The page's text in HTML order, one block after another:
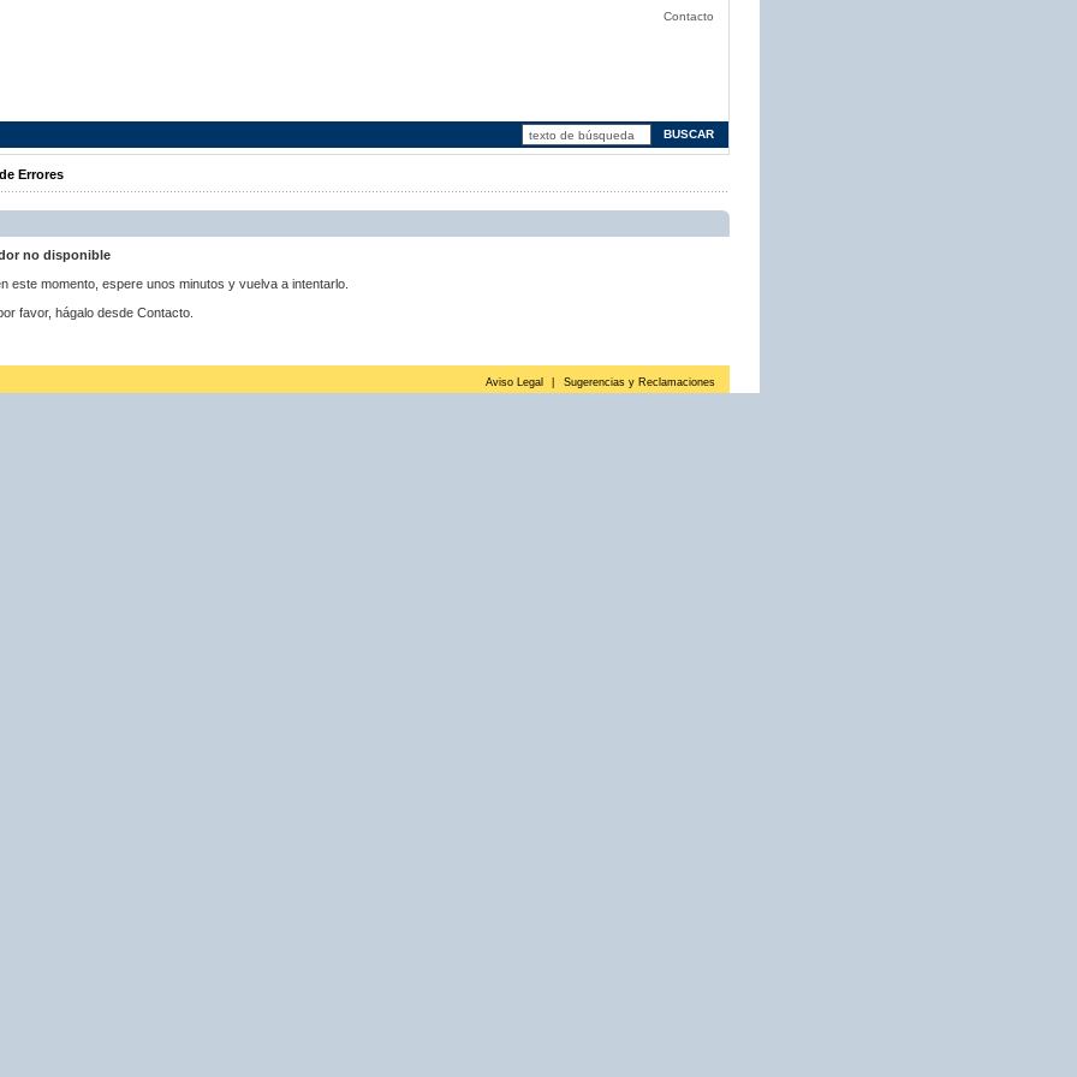
Contacto
Errores
no disponible
este momento, espere unos minutos y vuelva a intentarlo.
favor, hágalo desde Contacto.
Aviso Legal Sugerencias y Reclamaciones